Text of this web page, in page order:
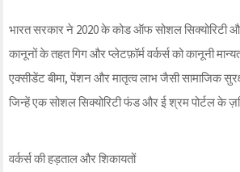
भारत सरकार ने 2020 के कोड ऑफ सोशल सिक्योरिटी
कानूनों के तहत गिग और प्लेटफ़ॉर्म वर्कर्स को कानूनी
एक्सीडेंट बीमा, पेंशन और मातृत्व लाभ जैसी सामाजिक
जिन्हें एक सोशल सिक्योरिटी फंड और ई श्रम पोर्टल के
वर्कर्स की हड़ताल और शिकायतों